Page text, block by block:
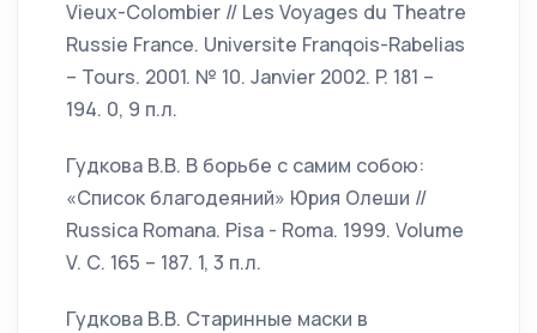
Vieux-Colombier // Les Voyages du Theatre
Russie France. Universite Franqois-Rabelias
– Tours. 2001. № 10. Janvier 2002. P. 181 –
194. 0, 9 п.л.
Гудкова В.В. В борьбе с самим собою:
«Список благодеяний» Юрия Олеши //
Russica Romana. Pisa - Roma. 1999. Volume
V. С. 165 – 187. 1, 3 п.л.
Гудкова В.В. Старинные маски в